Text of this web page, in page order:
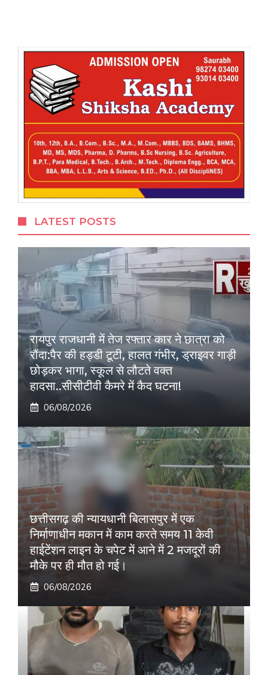
LATEST POSTS
रायपुर राजधानी में तेज रफ्तार कार ने छात्रा को
रौंदा:पैर की हड्डी टूटी, हालत गंभीर, ड्राइवर गाड़ी
छोड़कर भागा, स्कूल से लौटते वक्त
हादसा..सीसीटीवी कैमरे में कैद घटना!
06/08/2026
छत्तीसगढ़ की न्यायधानी बिलासपुर में एक
निर्माणाधीन मकान में काम करते समय 11 केवी
हाईटेंशन लाइन के चपेट में आने में 2 मजदूरों की
मौके पर ही मौत हो गई।
06/08/2026